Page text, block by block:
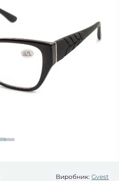
Виробник: Gvest